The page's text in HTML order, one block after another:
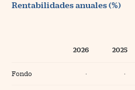
Rentabilidades anuales (%)
2026 2025
Fondo · ·